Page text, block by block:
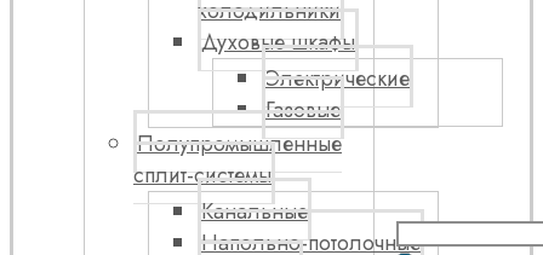
холодильники
Духовые шкафы
Электрические
Газовые
Полупромышленные
сплит-системы
Канальные
Напольно-потолочные